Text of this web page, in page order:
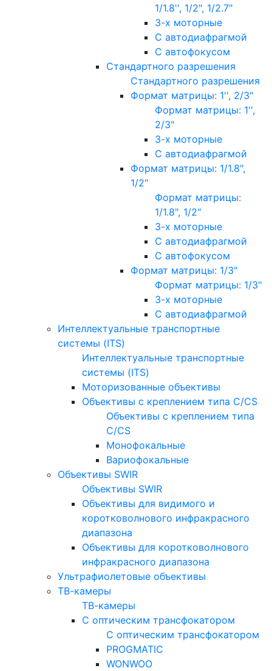
1/1.8'', 1/2", 1/2.7"
3-х моторные
С автодиафрагмой
С автофокусом
Стандартного разрешения
Стандартного разрешения
Формат матрицы: 1'', 2/3"
Формат матрицы: 1'',
2/3"
3-х моторные
С автодиафрагмой
Формат матрицы: 1/1.8",
1/2"
Формат матрицы:
1/1.8", 1/2"
3-х моторные
С автодиафрагмой
С автофокусом
Формат матрицы: 1/3"
Формат матрицы: 1/3"
3-х моторные
С автодиафрагмой
Интеллектуальные транспортные
системы (ITS)
Интеллектуальные транспортные
системы (ITS)
Моторизованные объективы
Объективы с креплением типа C/CS
Объективы с креплением типа
C/CS
Монофокальные
Вариофокальные
Объективы SWIR
Объективы SWIR
Объективы для видимого и
коротковолнового инфракрасного
диапазона
Объективы для коротковолнового
инфракрасного диапазона
Ультрафиолетовые объективы
ТВ-камеры
ТВ-камеры
С оптическим трансфокатором
С оптическим трансфокатором
PROGMATIC
WONWOO